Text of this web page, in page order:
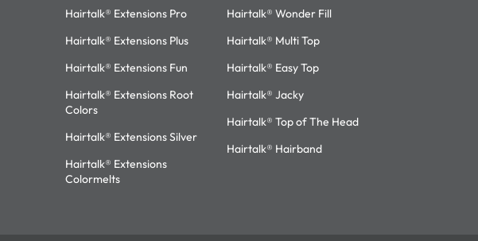
Hairtalk® Extensions Pro
Hairtalk® Extensions Plus
Hairtalk® Extensions Fun
Hairtalk® Extensions Root
Colors
Hairtalk® Extensions Silver
Hairtalk® Extensions
Colormelts
Hairtalk® Wonder Fill
Hairtalk® Multi Top
Hairtalk® Easy Top
Hairtalk® Jacky
Hairtalk® Top of The Head
Hairtalk® Hairband